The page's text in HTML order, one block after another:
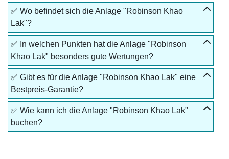
✅ Wo befindet sich die Anlage "Robinson Khao
Lak"?
✅ In welchen Punkten hat die Anlage "Robinson
Khao Lak" besonders gute Wertungen?
✅ Gibt es für die Anlage "Robinson Khao Lak" eine
Bestpreis-Garantie?
✅ Wie kann ich die Anlage "Robinson Khao Lak"
buchen?